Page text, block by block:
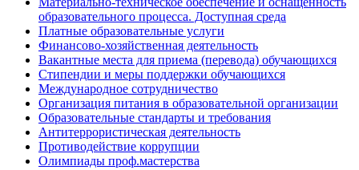
образовательного процесса. Доступная среда
Платные образовательные услуги
Финансово-хозяйственная деятельность
Вакантные места для приема (перевода) обучающихся
Стипендии и меры поддержки обучающихся
Международное сотрудничество
Организация питания в образовательной организации
Образовательные стандарты и требования
Антитеррористическая деятельность
Противодействие коррупции
Олимпиады проф.мастерства